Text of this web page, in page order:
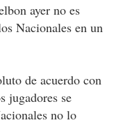
ayer no es
Nacionales en un
de acuerdo con
jugadores se
no lo